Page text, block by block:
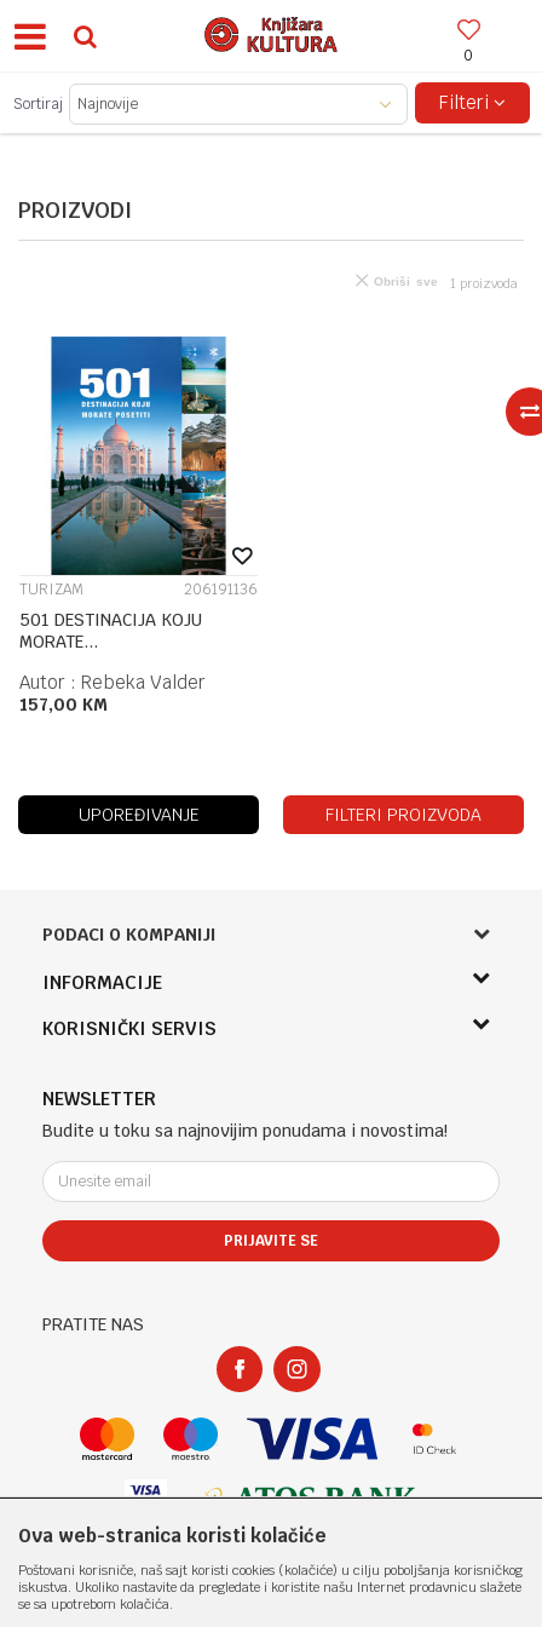
0
BESPLATNA ISPORUKA ZA IZNOSE PREKO 150KM!
PROIZVODI
Sortiraj Filteri
1 proizvoda
Obriši sve
TURIZAM 206191136
501 DESTINACIJA KOJU
MORATE...
Autor : Rebeka Valder
157,00 KM
UPOREĐIVANJE FILTERI PROIZVODA
PODACI O KOMPANIJI
Knjižara Kultura
Knjaza Miloša 3A
Telefon (uprava firme Sladaboni d.o.o)
051 303 460
e-knjizara@knjizarakultura.com
Račun
400965310005
INFORMACIJE
O nama
Kontakt
Klub povjerenja "Knjižara Kultura"
KORISNIČKI SERVIS
Politika privatnosti
Kako kupiti
Načini plaćanja
Plaćanje karticama
Isporuka
Zamjena veličine i zamjena artikla za drugi
Povraćaj sredstava
NEWSLETTER
Budite u toku sa najnovijim ponudama i novostima!
PRIJAVITE SE
PRATITE NAS
Nastojimo da budemo što precizniji u opisu proizvoda, prikazu slika i samih
cijena, ali ne možemo garantovati da su sve informacije kompletne i bez
grešaka. Svi artikli prikazani na sajtu su dio naše ponude i ne
Ova web-stranica koristi kolačiće
Poštovani korisniče, naš sajt koristi cookies (kolačiće) u cilju poboljšanja korisničkog
iskustva. Ukoliko nastavite da pregledate i koristite našu Internet prodavnicu slažete
se sa upotrebom kolačića.